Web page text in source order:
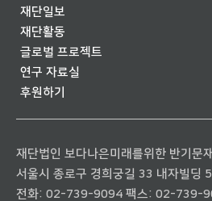
재단일보
재단활동
글로벌 프로젝트
연구 자료실
후원하기
재단법인 보다나은미래를위한 반기문
서울시 종로구 경희궁길 33 내자빌딩
전화: 02-739-9094 팩스: 02-739-